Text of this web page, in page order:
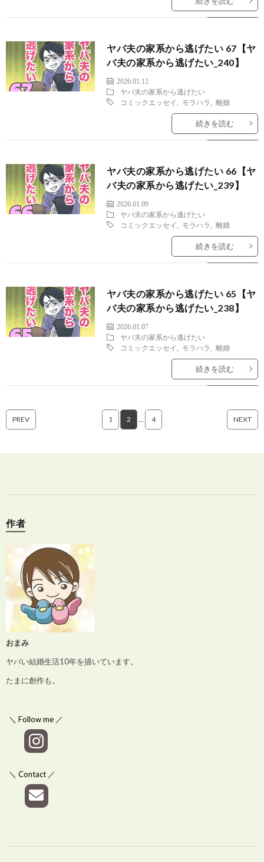
ヤバ夫の家系から逃げたい 67【ヤ
バ夫の家系から逃げたい_240】
2026.01.12
ヤバ夫の家系から逃げたい
コミックエッセイ
モラハラ ,離婚
続きを読む
ヤバ夫の家系から逃げたい 66【ヤ
バ夫の家系から逃げたい_239】
2026.01.09
ヤバ夫の家系から逃げたい
コミックエッセイ
モラハラ ,離婚
続きを読む
ヤバ夫の家系から逃げたい 65【ヤ
バ夫の家系から逃げたい_238】
2026.01.07
ヤバ夫の家系から逃げたい
コミックエッセイ
モラハラ ,離婚
続きを読む
PREV 1 2 4 NEXT
作者
おまみ
ヤバい結婚生活10年を描いています。
たまに創作も。
＼ Follow me ／
＼ Contact ／